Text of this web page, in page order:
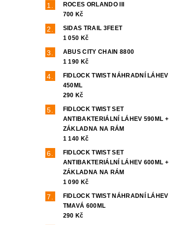
ROCES ORLANDO III
700 Kč
SIDAS TRAIL 3FEET
1 050 Kč
ABUS CITY CHAIN 8800
1 190 Kč
FIDLOCK TWIST NÁHRADNÍ LÁHEV
450ML
290 Kč
FIDLOCK TWIST SET
ANTIBAKTERIÁLNÍ LÁHEV 590ML +
ZÁKLADNA NA RÁM
1 140 Kč
FIDLOCK TWIST SET
ANTIBAKTERIÁLNÍ LÁHEV 600ML +
ZÁKLADNA NA RÁM
1 090 Kč
FIDLOCK TWIST NÁHRADNÍ LÁHEV
TMAVÁ 600ML
290 Kč